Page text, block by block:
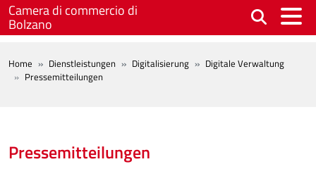
Skip to main content
Camera di commercio di
Bolzano
BREADCRUMB
Home Dienstleistungen Digitalisierung
Digitale Verwaltung
Pressemitteilungen
Pressemitteilungen